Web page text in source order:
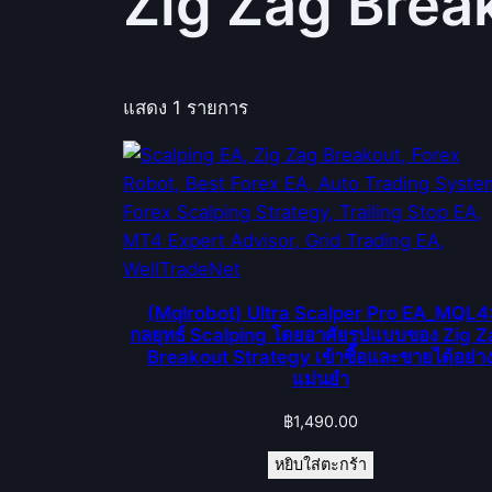
แสดง 1 รายการ
(Mqlrobot) Ultra Scalper Pro EA_MQL4:
กลยุทธ์ Scalping โดยอาศัยรูปแบบของ Zig
Breakout Strategy เข้าซื้อและขายได้อย่า
แม่นยำ
฿1,490.00
หยิบใส่ตะกร้า